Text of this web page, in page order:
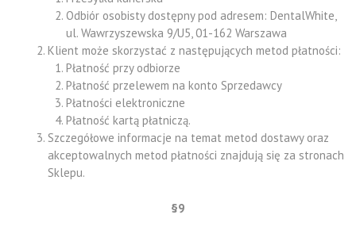
Odbiór osobisty dostępny pod adresem: DentalWhite,
ul. Wawrzyszewska 9/U5, 01-162 Warszawa
Klient może skorzystać z następujących metod płatności:
Płatność przy odbiorze
Płatność przelewem na konto Sprzedawcy
Płatności elektroniczne
Płatność kartą płatniczą.
Szczegółowe informacje na temat metod dostawy oraz
akceptowalnych metod płatności znajdują się za stronach
Sklepu.
§9